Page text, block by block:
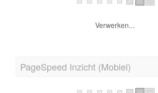
Verwerken...
PageSpeed Inzicht (Mobiel)